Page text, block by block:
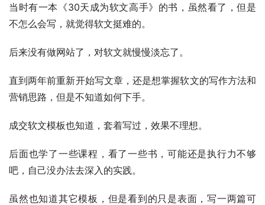
当时有一本《30天成为软文高手》的书，虽然看了，但是
不怎么会写，就觉得软文挺难的。
后来没有做网站了，对软文就慢慢淡忘了。
直到两年前重新开始写文章，还是想掌握软文的写作方法和
营销思路，但是不知道如何下手。
成交软文模板也知道，套着写过，效果不理想。
后面也学了一些课程，看了一些书，可能还是执行力不够
吧，自己没办法去深入的实践。
虽然也知道其它模板，但是看到的只是表面，写一两篇可